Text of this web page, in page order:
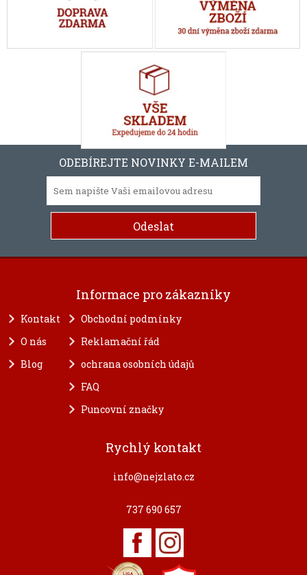
ODEBÍREJTE NOVINKY E-MAILEM
Informace pro zákazníky
Kontakt
O nás
Blog
Obchodní podmínky
Reklamační řád
ochrana osobních údajů
FAQ
Puncovní značky
Rychlý kontakt
info@nejzlato.cz
737 690 657